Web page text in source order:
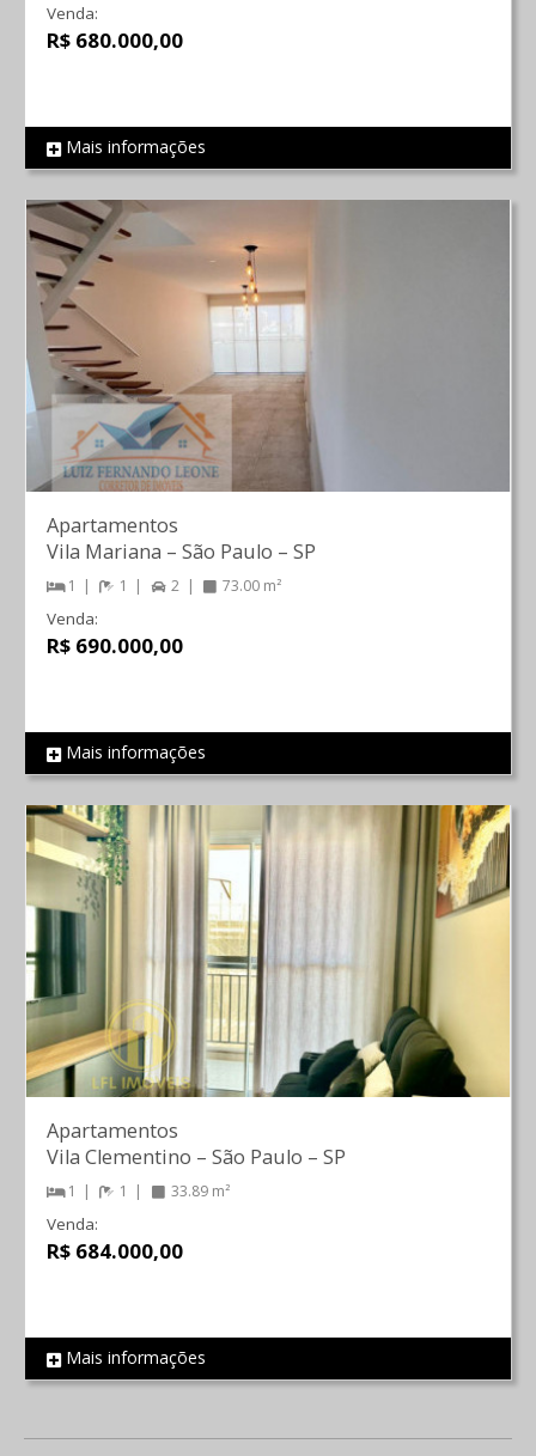
REF 622
Venda:
R$ 680.000,00
Mais informações
REF 587
Apartamentos
Vila Mariana – São Paulo – SP
1 1 2 73.00 m²
Venda:
R$ 690.000,00
Mais informações
REF 713
Apartamentos
Vila Clementino – São Paulo – SP
1 1 33.89 m²
Venda:
R$ 684.000,00
Mais informações